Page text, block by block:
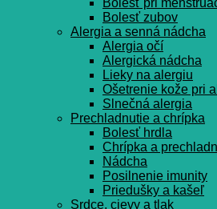
Bolesť pri
Bolesť zubov
Alergia a senná nádcha
Alergia očí
Alergická nádcha
Lieky na alergiu
Ošetrenie kože pri
Slnečná alergia
Prechladnutie a chrípka
Bolesť hrdla
Chrípka a
Nádcha
Posilnenie imunity
Priedušky a kašeľ
Srdce, cievy a tlak